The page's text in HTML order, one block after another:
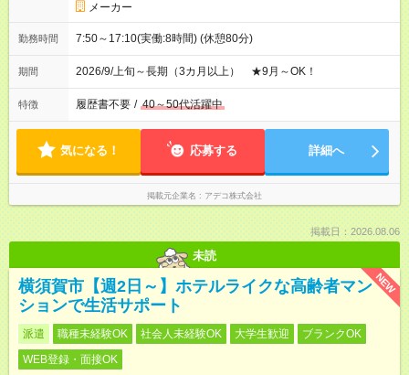
メーカー
勤務時間 7:50～17:10(実働:8時間) (休憩80分)
期間 2026/9/上旬～長期（3カ月以上） ★9月～OK！
特徴 履歴書不要 / 40～50代活躍中
気になる！ 応募する 詳細へ
掲載元企業名 アデコ株式会社
掲載日：2026.08.06
未読
NEW
横須賀市【週2日～】ホテルライクな高齢者マン
ションで生活サポート
派遣 職種未経験OK 社会人未経験OK 大学生歓迎
ブランクOK
WEB登録・面接OK